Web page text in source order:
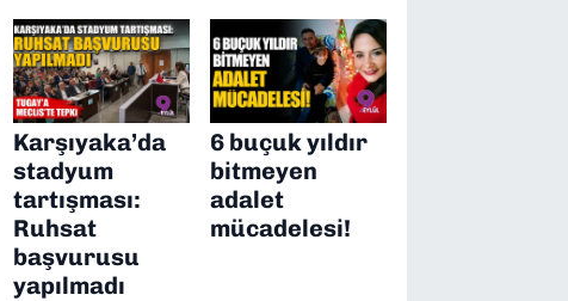
Karşıyaka’da
stadyum
tartışması:
Ruhsat
başvurusu
yapılmadı
6 buçuk yıldır
bitmeyen
adalet
mücadelesi!